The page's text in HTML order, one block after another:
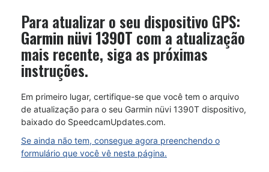
Para atualizar o seu dispositivo GPS:
Garmin nüvi 1390T com a atualização
mais recente, siga as próximas
instruções.
Em primeiro lugar, certifique-se que você tem o arquivo
de atualização para o seu Garmin nüvi 1390T dispositivo,
baixado do SpeedcamUpdates.com.
Se ainda não tem, consegue agora preenchendo o
formulário que você vê nesta página.